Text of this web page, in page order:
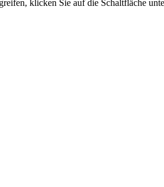
klicken Sie auf die Schaltfläche